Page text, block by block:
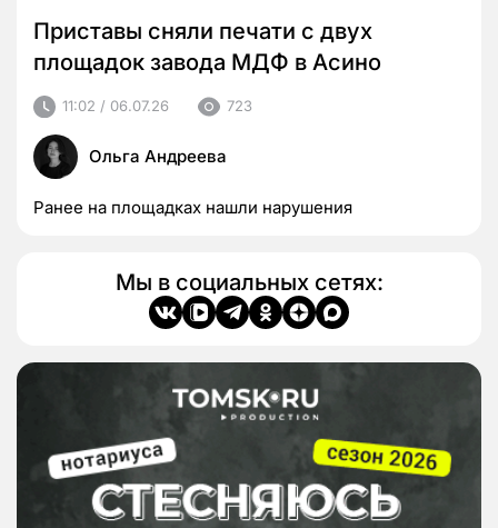
Приставы сняли печати с двух
площадок завода МДФ в Асино
11:02 / 06.07.26 723
Ольга Андреева
Ранее на площадках нашли нарушения
Мы в социальных сетях: